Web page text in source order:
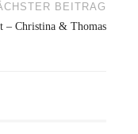
BEITRAG
– Christina & Thomas